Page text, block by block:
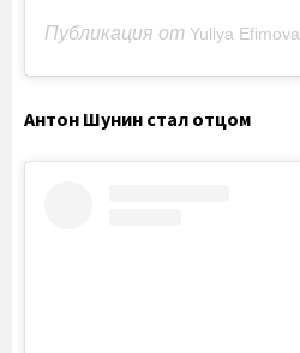
Публикация от Yuliya Efimova
Антон Шунин стал отцом